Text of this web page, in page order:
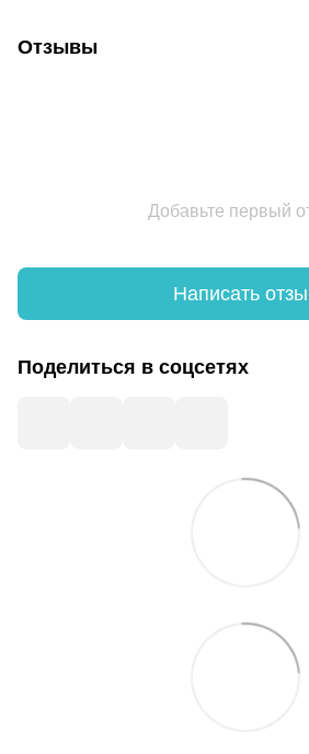
Отзывы
Добавьте первый
Написать
Поделиться в соцсетях